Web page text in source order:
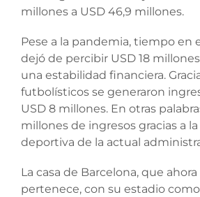
millones a USD 46,9 millones.
Pese a la pandemia, tiempo en
dejó de percibir USD 18
una estabilidad financiera.
futbolísticos se generaron
USD 8 millones. En otras
millones de ingresos gracias a
deportiva de la actual
La casa de Barcelona, que
pertenece, con su estadio